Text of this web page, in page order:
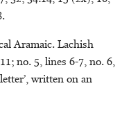
Aramaic. Lachish
no. 5, lines 6-7, no. 6,
written on an